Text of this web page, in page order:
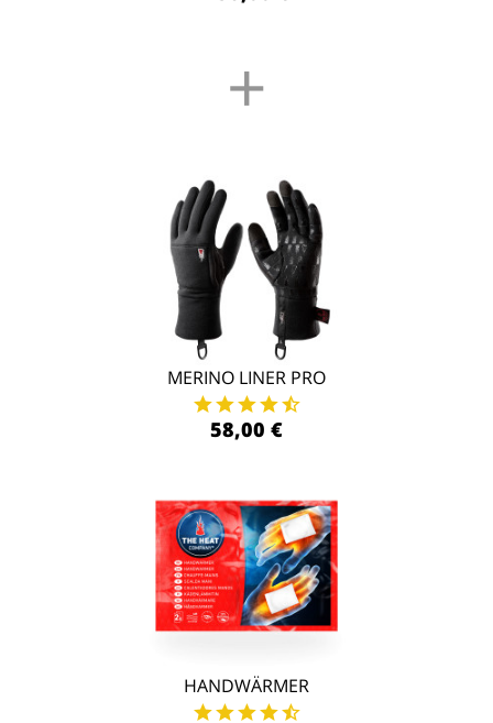
+
MERINO LINER PRO
58,00 €
HANDWÄRMER